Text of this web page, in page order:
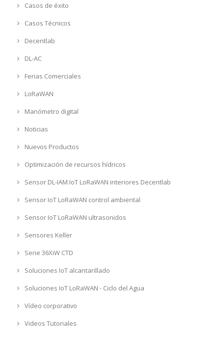
Casos de éxito
Casos Técnicos
Decentlab
DL-AC
Ferias Comerciales
LoRaWAN
Manómetro digital
Noticias
Nuevos Productos
Optimización de recursos hídricos
Sensor DL-IAM IoT LoRaWAN interiores Decentlab
Sensor IoT LoRaWAN control ambiental
Sensor IoT LoRaWAN ultrasonidos
Sensores Keller
Serie 36XiW CTD
Soluciones IoT alcantarillado
Soluciones IoT LoRaWAN - Ciclo del Agua
Vídeo corporativo
Videos Tutoriales